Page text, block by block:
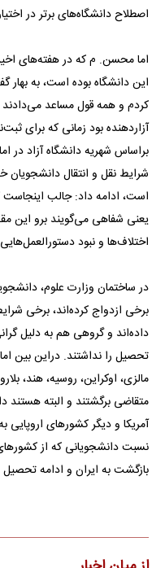
اصطلاح دانشگاه‌های برتر در
اما محسن. م که در هفته‌های
این دانشگاه بوده است، به
کردم و همه قول مساعد می‌دادند
آزار‌دهنده بود زمانی که برای
براساس شهریه دانشگاه آزاد در
شرایط نقل و انتقال دانشجویان
است، ادامه داد: جالب اینجاست
یعنی شفاهی می‌گویند برو این
اختلاف‌ها و نبود
در ساختمان وزارت علوم،
برخی ازدواج کرده‌اند، برخی
داده‌اند و گروهی هم به دلیل
تحصیل را نداشتند. دراین بین
مالزی، اوکراین، روسیه، هند،
متقاضی برگشتند و البته هستند
آمریکا و دیگر کشورهای اروپایی
نسبت دانشجویانی که از
بازگشت به ایران و ادامه تحصیل